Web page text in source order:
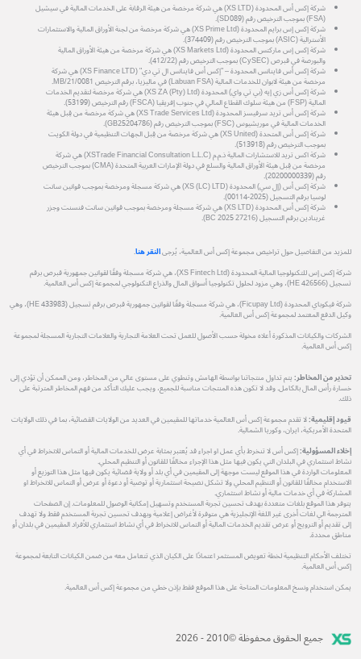
شركة إكس أس المحدودة (XS LTD) هي شركة مرخصة من هيئة الرقابة على الخدمات المالية في سيشيل
(FSA) بموجب الترخيص رقم (SD089).
شركة إكس إس برايم المحدودة (XS Prime Ltd) هي شركة مرخصة من لجنة الأوراق المالية والاستثمارات
الأسترالية (ASIC) بموجب الترخيص رقم (374409).
شركة إكس إس ماركتس المحدودة (XS Markets Ltd) هي شركة مرخصة من هيئة الأوراق المالية
والبورصة في قبرص (CySEC) بموجب الترخيص رقم (412/22).
شركة إكس أس فاينانس المحدودة – "إكس أس فاينانس ال تي دي" (XS Finance LTD) هي شركة
مرخصة من هيئة لابوان للخدمات المالية (Labuan FSA) في ماليزيا، برقم الترخيص MB/21/0081.
شركة إكس أس زي إيه (بي تي واي) المحدودة (XS ZA (Pty) Ltd) هي شركة مرخصة لتقديم الخدمات
المالية (FSP) من هيئة سلوك القطاع المالي في جنوب إفريقيا (FSCA) رقم الترخيص (53199).
شركة إكس أس تريد سرفيسز المحدودة (XS Trade Services Ltd) هي شركة مرخصة من قِبل هيئة
الخدمات المالية في موريشيوس (FSC) بموجب الترخيص رقم (GB25204786).
شركة إكس أس المتحدة (XS United) هي شركة مرخصة من قِبل الجهات التنظيمية في دولة الكويت
بموجب الترخيص رقم (513918).
شركة اكس تريد للاستشارات المالية ذ.م.م (XSTrade Financial Consultation L.L.C) هي شركة
مرخصة من قِبل هيئة الأوراق المالية والسلع في دولة الإمارات العربية المتحدة (CMA) بموجب الترخيص
رقم (20200000339).
شركة إكس أس (إل سي) المحدودة (XS (LC) LTD) هي شركة مسجلة ومرخصة بموجب قوانين سانت
لوسيا برقم التسجيل (2025-00114).
شركة إكس أس المحدودة (XS LTD) هي شركة مسجلة ومرخصة بموجب قوانين سانت فنسنت وجزر
غرينادين برقم التسجيل (27216 BC 2025).
للمزيد من التفاصيل حول تراخيص مجموعة إكس أس العالمية، يُرجىالنقر هنا.
شركة إكس إس للتكنولوجيا المالية المحدودة (XS Fintech Ltd)، هي شركة مسجلة وفقًا لقوانين جمهورية قبرص برقم
تسجيل (HE 426566)، وهي مزود لحلول تكنولوجيا أسواق المال والذراع التكنولوجي لمجموعة إكس أس العالمية.
شركة فيكوباي المحدودة (Ficupay Ltd)، هي شركة مسجلة وفقًا لقوانين جمهورية قبرص برقم تسجيل (HE 433983)، وهي
وكيل الدفع المعتمد لمجموعة إكس أس العالمية.
الشركات والكيانات المذكورة أعلاه مخولة حسب الأصول للعمل تحت العلامة التجارية والعلامات التجارية المسجلة لمجموعة
إكس أس العالمية.
تحذير من المخاطر:يتم تداول منتجاتنا بواسطة الهامش وتنطوي على مستوى عالي من المخاطر، ومن الممكن أن تؤدي إلى
خسارة رأس المال بالكامل. وقد لا تكون هذه المنتجات مناسبة للجميع، ويجب عليك التأكد من فهم المخاطر المترتبة على
ذلك.
قيود إقليمية:لا تقدم مجموعة إكس أس العالمية خدماتها للمقيمين في العديد من الولايات القضائية، بما في ذلك الولايات
المتحدة الأمريكية، ايران، وكوريا الشمالية.
إخلاء المسؤولية:إكس أس لا تنخرط بأي عمل او اجراء قد يُعتبر بمثابة عرض للخدمات المالية أو التماس للانخراط في أي
نشاط استثماري في البلدان التي يكون فيها مثل هذا الإجراء مخالفًا للقانون أو التنظيم المحلي.
المعلومات الواردة في هذا الموقع ليست موجهة إلى المقيمين في أي بلد أو ولاية قضائية يكون فيها مثل هذا التوزيع أو
الاستخدام مخالفًا للقانون أو التنظيم المحلي ولا تشكل نصيحة استثمارية أو توصية أو دعوة أو عرض أو التماس للانخراط او
المشاركة في أي خدمات مالية أو نشاط استثماري.
يتوفر هذا الموقع بلغات متعددة بهدف تحسين تجربة المستخدم وتسهيل إمكانية الوصول للمعلومات. إن الصفحات
المترجمة الي لغات أخرى غير اللغة الإنجليزية هي متوفرة لأغراض إعلامية وبهدف تحسين تجربة المستخدم فقط ولا تهدف
إلى تقديم أو الترويج أو عرض تقديم الخدمات المالية أو التماس للانخراط في أي نشاط استثماري للأفراد المقيمين في بلدان أو
مناطق محددة.
تختلف الأحكام التنظيمية لخطة تعويض المستثمر اعتمادًا على الكيان الذي تتعامل معه من ضمن الكيانات التابعة لمجموعة
إكس أس العالمية.
يمكن استخدام ونسخ المعلومات المتاحة على هذا الموقع فقط بإذن خطي من مجموعة إكس أس العالمية.
جميع الحقوق محفوظة ©2010 - 2026